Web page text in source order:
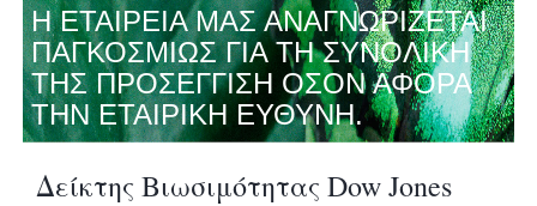
Η ΕΤΑΙΡΕΙΑ ΜΑΣ ΑΝΑΓΝΩΡΙΖΕΤΑΙ
ΠΑΓΚΟΣΜΙΩΣ ΓΙΑ ΤΗ ΣΥΝΟΛΙΚΗ
ΤΗΣ ΠΡΟΣΕΓΓΙΣΗ ΟΣΟΝ ΑΦΟΡΑ
ΤΗΝ ΕΤΑΙΡΙΚΗ ΕΥΘΥΝΗ.
Δείκτης Βιωσιμότητας Dow Jones